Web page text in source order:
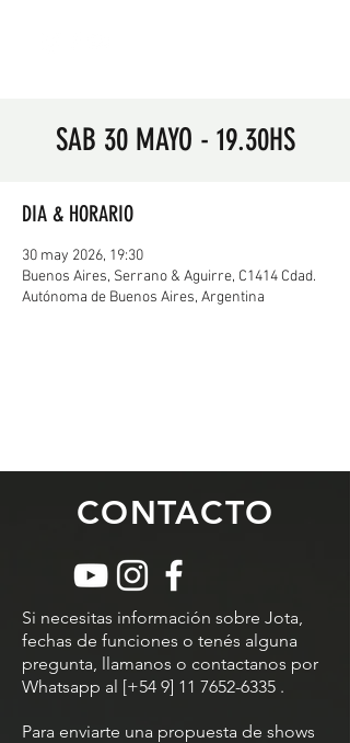
SAB 30 MAYO - 19.30HS
DIA & HORARIO
30 may 2026, 19:30
Buenos Aires, Serrano & Aguirre, C1414 Cdad.
Autónoma de Buenos Aires, Argentina
CONTACTO
Si necesitas información sobre Jota,
fechas de funciones o tenés alguna
pregunta, llamanos o contactanos por
Whatsapp al [+54 9] 11 7652-6335 .
Para enviarte una propuesta de shows